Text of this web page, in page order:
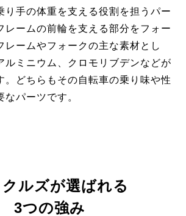
り手の体重を支える役割を担うパー
レームの前輪を支える部分をフォー
レームやフォークの主な素材とし
ルミニウム、クロモリブデンなどが
。どちらもその自転車の乗り味や性
パーツです。
ルズが選ばれる
3つの強み